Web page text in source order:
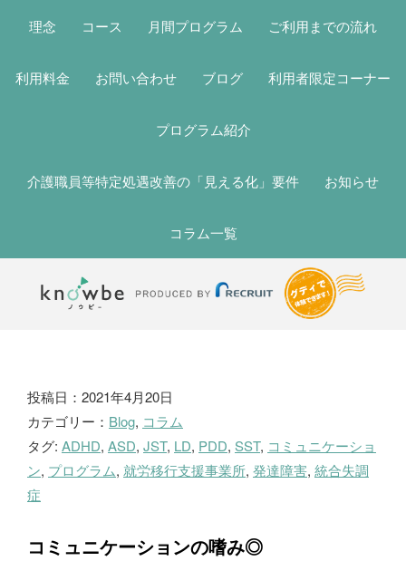
理念 コース 月間プログラム ご利用までの流れ
利用料金 お問い合わせ ブログ 利用者限定コーナー
プログラム紹介
介護職員等特定処遇改善の「見える化」要件 お知らせ
コラム一覧
ブ
ロ
グ
投稿日：2021年4月20日
カテゴリー： Blog, コラム
タグ: ADHD, ASD, JST, LD, PDD, SST, コミュニケーショ
ン, プログラム, 就労移行支援事業所, 発達障害, 統合失調
症
コミュニケーションの嗜み◎